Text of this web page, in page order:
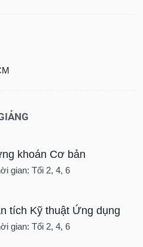
khoán Cơ bản
gian: Tối 2, 4, 6
tích Kỹ thuật Ứng dụng
gian: Tối 2, 4, 6